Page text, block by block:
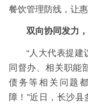
餐饮管理防线，让
双向协同发力，
“人大代表提建
同督办、相关职能
债务等相关问题
障！”近日，长沙